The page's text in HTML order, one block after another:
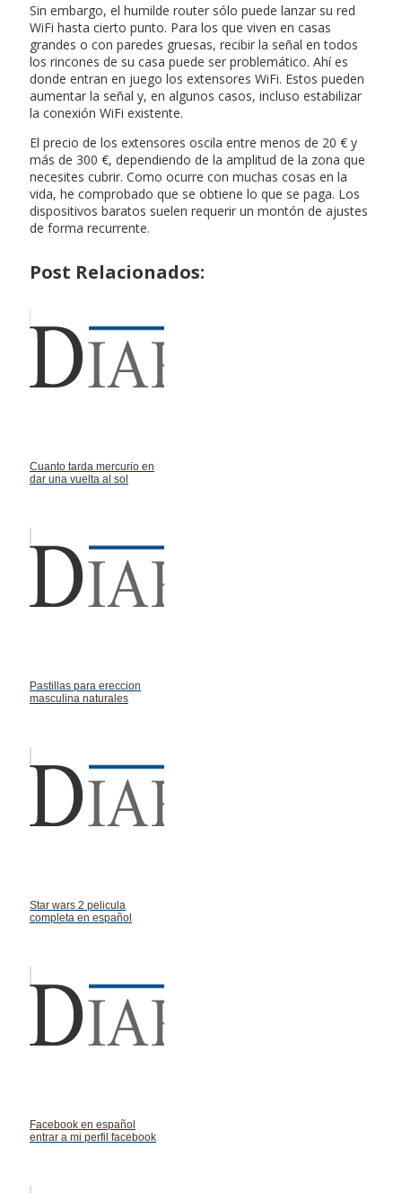
Sin embargo, el humilde router sólo puede lanzar su red
WiFi hasta cierto punto. Para los que viven en casas
grandes o con paredes gruesas, recibir la señal en todos
los rincones de su casa puede ser problemático. Ahí es
donde entran en juego los extensores WiFi. Estos pueden
aumentar la señal y, en algunos casos, incluso estabilizar
la conexión WiFi existente.
El precio de los extensores oscila entre menos de 20 € y
más de 300 €, dependiendo de la amplitud de la zona que
necesites cubrir. Como ocurre con muchas cosas en la
vida, he comprobado que se obtiene lo que se paga. Los
dispositivos baratos suelen requerir un montón de ajustes
de forma recurrente.
Post Relacionados:
Cuanto tarda mercurio en
dar una vuelta al sol
Pastillas para ereccion
masculina naturales
Star wars 2 pelicula
completa en español
Facebook en español
entrar a mi perfil facebook